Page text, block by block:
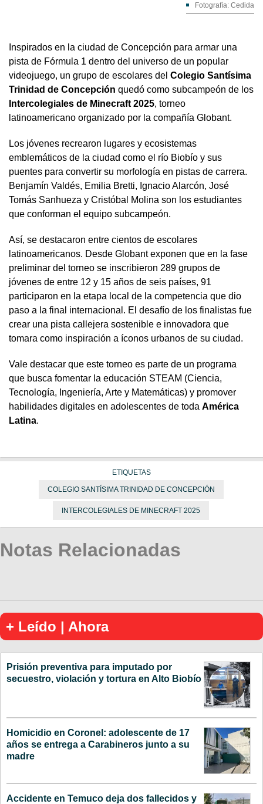
Fotografía: Cedida
Inspirados en la ciudad de Concepción para armar una
pista de Fórmula 1 dentro del universo de un popular
videojuego, un grupo de escolares del Colegio Santísima
Trinidad de Concepción quedó como subcampeón de los
Intercolegiales de Minecraft 2025, torneo
latinoamericano organizado por la compañía Globant.
Los jóvenes recrearon lugares y ecosistemas
emblemáticos de la ciudad como el río Biobío y sus
puentes para convertir su morfología en pistas de carrera.
Benjamín Valdés, Emilia Bretti, Ignacio Alarcón, José
Tomás Sanhueza y Cristóbal Molina son los estudiantes
que conforman el equipo subcampeón.
Así, se destacaron entre cientos de escolares
latinoamericanos. Desde Globant exponen que en la fase
preliminar del torneo se inscribieron 289 grupos de
jóvenes de entre 12 y 15 años de seis países, 91
participaron en la etapa local de la competencia que dio
paso a la final internacional. El desafío de los finalistas fue
crear una pista callejera sostenible e innovadora que
tomara como inspiración a íconos urbanos de su ciudad.
Vale destacar que este torneo es parte de un programa
que busca fomentar la educación STEAM (Ciencia,
Tecnología, Ingeniería, Arte y Matemáticas) y promover
habilidades digitales en adolescentes de toda América
Latina.
ETIQUETAS
COLEGIO SANTÍSIMA TRINIDAD DE CONCEPCIÓN
INTERCOLEGIALES DE MINECRAFT 2025
Notas Relacionadas
+ Leído | Ahora
Prisión preventiva para imputado por
secuestro, violación y tortura en Alto Biobío
Homicidio en Coronel: adolescente de 17
años se entrega a Carabineros junto a su
madre
Accidente en Temuco deja dos fallecidos y